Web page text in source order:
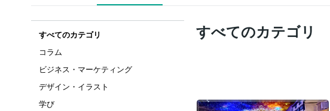
すべてのカテゴリ
コラム
ビジネス・マーケティング
デザイン・イラスト
学び
すべてのカテゴリ